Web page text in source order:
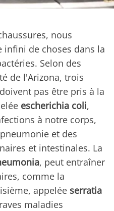
nous
de choses dans la
Selon des
de l'Arizona, trois
pas être pris à la
escherichia coli,
à notre corps,
et des
et intestinales. La
, peut entraîner
comme la
appelée serratia
maladies